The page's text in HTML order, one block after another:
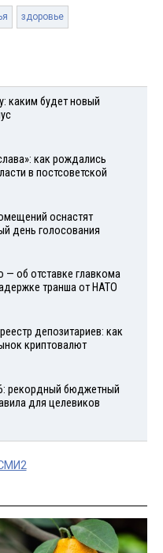
здоровье
каким будет новый
как рождались
в постсоветской
оснастят
день голосования
— об отставке главкома
транша от НАТО
депозитариев: как
криптовалют
рекордный бюджетный
для целевиков